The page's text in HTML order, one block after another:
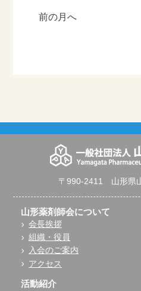
〒990-2411 山形県
山形薬剤師会について
会長挨拶
組織・役員
入会のご案内
アクセス
活動紹介